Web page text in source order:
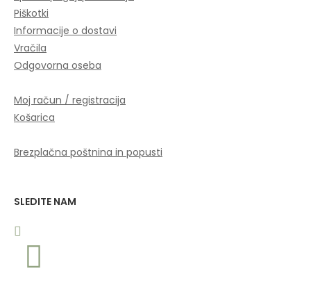
Piškotki
Informacije o dostavi
Vračila
Odgovorna oseba
Moj račun / registracija
Košarica
Brezplačna poštnina in popusti
SLEDITE NAM